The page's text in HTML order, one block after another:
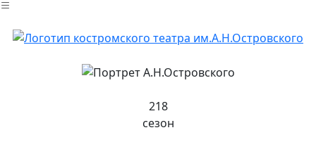
218
сезон